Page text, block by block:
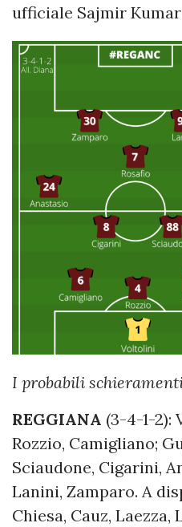
ufficiale Sajmir
I probabili
REGGIANA (3-4-1-2):
Rozzio, Camigliano;
Sciaudone, Cigarini,
Lanini, Zamparo. A
Chiesa, Cauz,